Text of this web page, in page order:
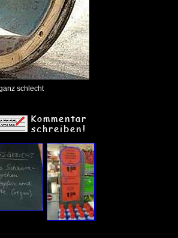
schlecht